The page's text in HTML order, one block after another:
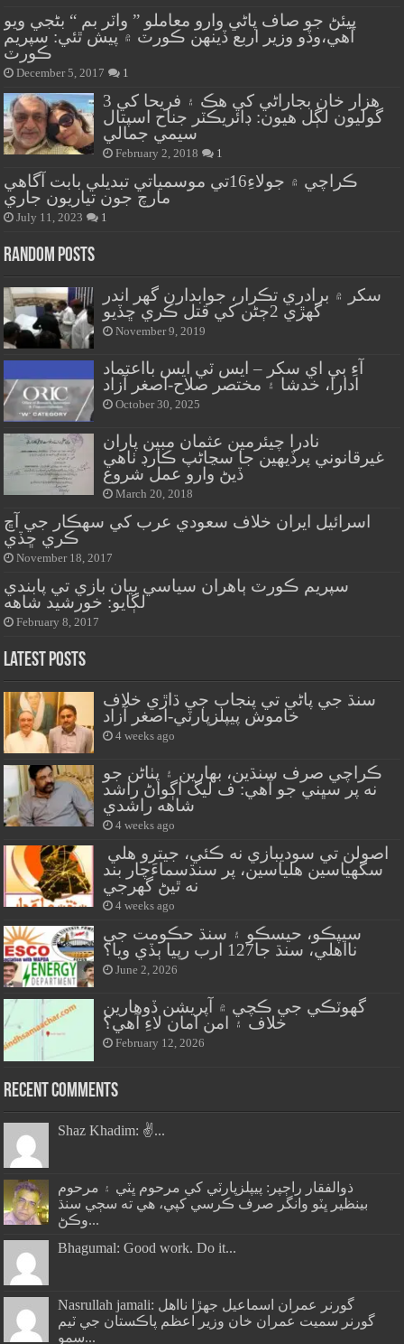
پيئڻ جو صاف پاڻي وارو معاملو ” واٽر بم “ بڻجي ويو
آهي،وڏو وزير اربع ڏينهن ڪورٽ ۾ پيش ٿئي: سپريم
ڪورٽ
December 5, 2017 1
هزار خان بجاراڻي کي هڪ ۽ فريحا کي 3
گوليون لڳل هيون: ڊائريڪٽر جناح اسپتال
سيمي جمالي
February 2, 2018 1
ڪراچي ۾ جولاءِ16تي موسمياتي تبديلي بابت آگاهي
مارچ جون تياريون جاري
July 11, 2023 1
Random Posts
سکر ۾ برادري تڪرار، جوابدارن گهر اندر
گهڙي 2ڄڻن کي قتل ڪري ڇڏيو
November 9, 2019
آءِ بي اي سکر – ايس ٽي ايس بااعتماد
ادارا، خدشا ۽ مختصر صلاح-اصغر آزاد
October 30, 2025
نادرا چيئرمين عثمان مبين پاران
غيرقانوني پرڏيهين جا سڃاڻپ ڪارڊ ٺاهي
ڏيڻ وارو عمل شروع
March 20, 2018
اسرائيل ايران خلاف سعودي عرب کي سهڪار جي آڇ
ڪري ڇڏي
November 18, 2017
سپريم ڪورٽ ٻاهران سياسي بيان بازي تي پابندي
لڳايو: خورشيد شاهه
February 8, 2017
Latest Posts
سنڌ جي پاڻي تي پنجاب جي ڌاڙي خلاف
خاموش پيپلزپارٽي-اصغر آزاد
4 weeks ago
ڪراچي صرف سنڌين، بهارين ۽ پٺاڻن جو
نه پر سڀني جو آهي: ف ليگ اڳواڻ راشد
شاهه راشدي
4 weeks ago
سگهياسين هلياسين، پر سنڌسماءَچار بند
نه ٿيڻ گهرجي
4 weeks ago
سيپڪو، حيسڪو ۽ سنڌ حڪومت جي
نااهلي، سنڌ جا127 ارب رپيا ٻڏي ويا؟
June 2, 2026
گهوٽڪي جي ڪچي ۾ آپريشن ڏوهارين
خلاف ۽ امن امان لاءِ آهي؟
February 12, 2026
Recent Comments
Shaz Khadim: ✌️...
ذوالفقار راڄپر: پيپلزپارٽي کي مرحوم ڀٽي ۽ مرحوم
بينظير ڀٽو وانگر صرف ڪرسي کپي، هي ته سڄي سنڌ
وڪڻ...
Bhagumal: Good work. Do it...
Nasrullah jamali: گورنر عمران اسماعيل جھڙا نااهل
گورنر سميت عمران خان وزير اعظم پاڪستان جي ٽيم
سمو...